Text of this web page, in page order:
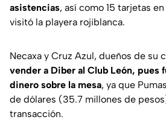
asistencias, así como 15 tarjetas
visitó la playera rojiblanca.
Necaxa y Cruz Azul, dueños de su
vender a Diber al Club León, pues
dinero sobre la mesa, ya que
de dólares (35.7 millones de
transacción.